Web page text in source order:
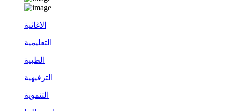
الاغاثية
التعليمية
الطبية
الترفيهية
التنموية